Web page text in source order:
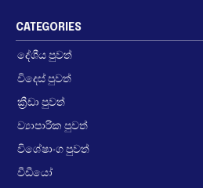
CATEGORIES
දේශීය පුවත්
විදෙස් පුවත්
ක්‍රීඩා පුවත්
ව්‍යාපාරික පුවත්
විශේෂාංග පුවත්
වීඩීයෝ